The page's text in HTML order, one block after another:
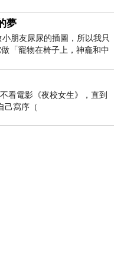
夢
朋友尿尿的插圖，所以我只
「寵物在椅子上，神龕和中
月底
看電影《夜校女生》，直到
己寫序（